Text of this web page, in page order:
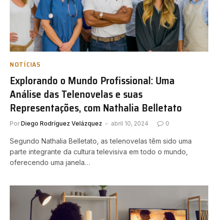
NOTÍCIAS
Explorando o Mundo Profissional: Uma
Análise das Telenovelas e suas
Representações, com Nathalia Belletato
Por Diego Rodríguez Velázquez abril 10, 2024 0
Segundo Nathalia Belletato, as telenovelas têm sido uma
parte integrante da cultura televisiva em todo o mundo,
oferecendo uma janela…